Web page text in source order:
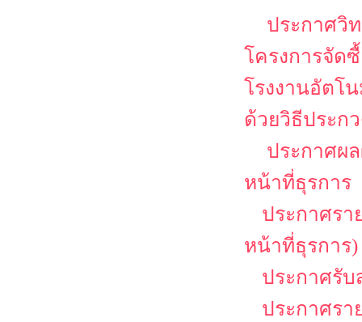
ประกาศวิ
โครงการจัด
โรงงานอัตโ
ด้วยวิธีประก
ประกาศผ
หน้าที่ธุรการ
ประกาศรา
หน้าที่ธุรการ)
ประกาศรั
ประกาศรา